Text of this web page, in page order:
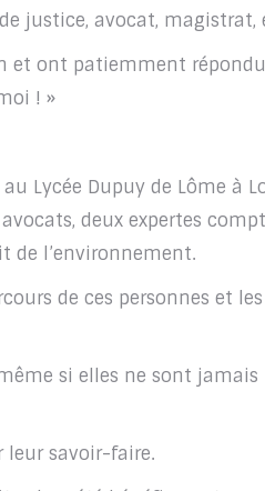
justice, avocat, magistrat,
et ont patiemment
! »
Lycée Dupuy de Lôme à
deux expertes
de l’environnement.
de ces personnes et les
si elles ne sont jamais
leur savoir-faire.